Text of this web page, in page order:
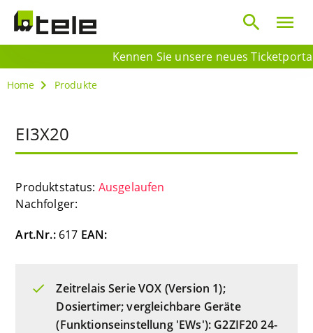
Kennen Sie unsere neues
menu
search
Home Produkte
EI3X20
Produktstatus: Ausgelaufen
Nachfolger:
Art.Nr.: 617 EAN:
Zeitrelais Serie VOX (Version 1);
Dosiertimer; vergleichbare Geräte
(Funktionseinstellung 'EWs'): G2ZIF20 24-